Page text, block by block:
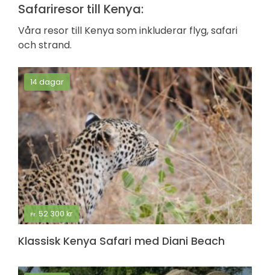
Safariresor till Kenya:
Våra resor till Kenya som inkluderar flyg, safari
och strand.
14 dagar
Fr. 52 300 kr
Klassisk Kenya Safari med Diani Beach